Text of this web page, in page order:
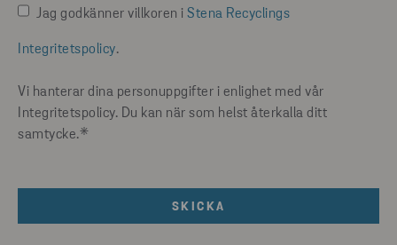
Jag godkänner villkoren i Stena Recyclings
Integritetspolicy.
Vi hanterar dina personuppgifter i enlighet med vår
Integritetspolicy. Du kan när som helst återkalla ditt
samtycke.*